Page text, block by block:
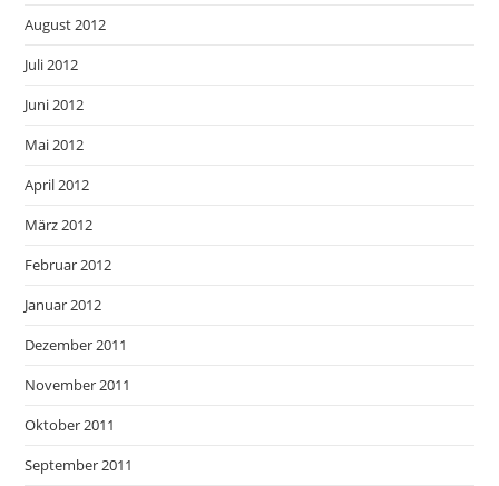
August 2012
Juli 2012
Juni 2012
Mai 2012
April 2012
März 2012
Februar 2012
Januar 2012
Dezember 2011
November 2011
Oktober 2011
September 2011